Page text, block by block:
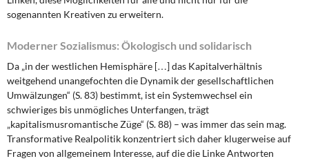
sogenannten Kreativen zu erweitern.
Moderner Sozialismus: Ökologisch und solidarisch
Da „in der westlichen Hemisphäre […] das Kapitalverhältnis
weitgehend unangefochten die Dynamik der gesellschaftlichen
Umwälzungen“ (S. 83) bestimmt, ist ein Systemwechsel ein
schwieriges bis unmögliches Unterfangen, trägt
„kapitalismusromantische Züge“ (S. 88) – was immer das sein mag.
Transformative Realpolitik konzentriert sich daher klugerweise auf
Fragen von allgemeinem Interesse, auf die die Linke Antworten